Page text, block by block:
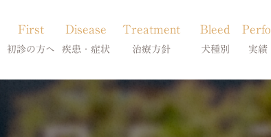
First
初診の方へ
Disease
疾患・症状
アトピー・アレルギー
膿皮症・脂漏症
Treatment
治療方針
皮膚科特別診療
Bleed
犬種別
柴犬の皮膚病
シーズーの皮膚病
実績
犬種別
症状別